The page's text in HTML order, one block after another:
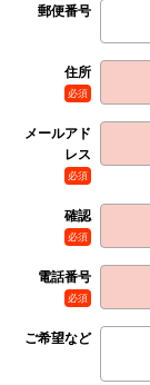
郵便番号
住所
必須
メールアド
レス
必須
確認
必須
電話番号
必須
ご希望など